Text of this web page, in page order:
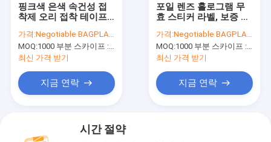
핑크색 은색 속건성 접
착제 오리 접착 테이프,
금속, 충돌 가프아 덕트
베 줄자를 위한 접착 테
이프를 감쌉니다
가격:Negotiable BAGPLASTICS@YAHOO.COM
MOQ:1000 부분 스카이프 : 마이데아르닐
최신 가격 받기
지금 연락
포일 렌즈 홀로그램 무
효 스티커 라벨, 보증 밀
티커 라벨 탬퍼 증명 스
티커 팩
가격:Negotiable BAGPLASTICS@YAHOO.COM
MOQ:1000 부분 스카이프 : 마이데아르닐
최신 가격 받기
지금 연락
시간 절약